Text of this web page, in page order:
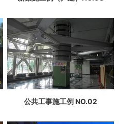
公共工事施工例 NO.02